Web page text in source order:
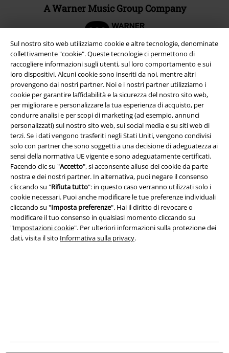
Sul nostro sito web utilizziamo cookie e altre tecnologie, denominate
collettivamente "cookie". Queste tecnologie ci permettono di
raccogliere informazioni sugli utenti, sul loro comportamento e sui
loro dispositivi. Alcuni cookie sono inseriti da noi, mentre altri
provengono dai nostri partner. Noi e i nostri partner utilizziamo i
cookie per garantire laffidabilità e la sicurezza del nostro sito web,
per migliorare e personalizzare la tua esperienza di acquisto, per
condurre analisi e per scopi di marketing (ad esempio, annunci
personalizzati) sul nostro sito web, sui social media e su siti web di
terzi. Se i dati vengono trasferiti negli Stati Uniti, vengono condivisi
solo con partner che sono soggetti a una decisione di adeguatezza ai
sensi della normativa UE vigente e sono adeguatamente certificati.
Facendo clic su "Accetto", si acconsente alluso dei cookie da parte
nostra e dei nostri partner. In alternativa, puoi negare il consenso
cliccando su "Rifiuta tutto": in questo caso verranno utilizzati solo i
cookie necessari. Puoi anche modificare le tue preferenze individuali
cliccando su "Imposta preferenze". Hai il diritto di revocare o
modificare il tuo consenso in qualsiasi momento cliccando su
"Impostazioni cookie". Per ulteriori informazioni sulla protezione dei
dati, visita il sito Informativa sulla privacy.
A Warner Music Group Company
Info legali
Termini & Condizioni
Redazione
Legge sulla Privacy
Smaltimento rifiuti e protezione dell’ambiente